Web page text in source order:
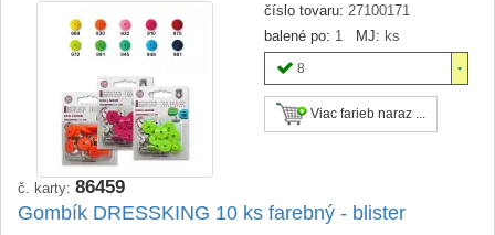
číslo tovaru: 27100171
balené po: 1 MJ: ks
8
Viac farieb naraz ...
č. karty: 86459
Gombík DRESSKING 10 ks farebný - blister